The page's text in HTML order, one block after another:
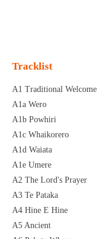
Tracklist
A1 Traditional Welcome
A1a Wero
A1b Powhiri
A1c Whaikorero
A1d Waiata
A1e Umere
A2 The Lord's Prayer
A3 Te Pataka
A4 Hine E Hine
A5 Ancient